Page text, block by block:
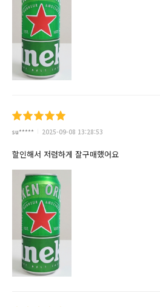
su***** 2025-09-08 13:28:53
할인해서 저렴하게 잘구매했어요